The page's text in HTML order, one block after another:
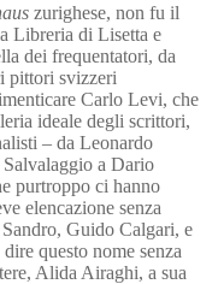
zurighese, non fu il
Libreria di Lisetta e
dei frequentatori, da
pittori svizzeri
Carlo Levi, che
ideale degli scrittori,
– da Leonardo
Salvalaggio a Dario
purtroppo ci hanno
elencazione senza
Guido Calgari, e
questo nome senza
Alida Airaghi, a sua